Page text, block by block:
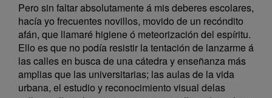
Pero sin faltar absolutamente á mis deberes escolares,
hacía yo frecuentes novillos, movido de un recóndito
afán, que llamaré higiene ó meteorización del espíritu.
Ello es que no podía resistir la tentación de lanzarme á
las calles en busca de una cátedra y enseñanza más
amplias que las universitarias; las aulas de la vida
urbana, el estudio y reconocimiento visual delas